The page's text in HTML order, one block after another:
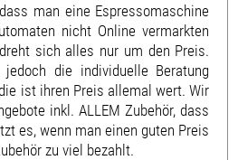
man eine Espressomaschine
nicht Online vermarkten
sich alles nur um den Preis.
die individuelle Beratung
ist ihren Preis allemal wert. Wir
inkl. ALLEM Zubehör, dass
es, wenn man einen guten Preis
zu viel bezahlt.